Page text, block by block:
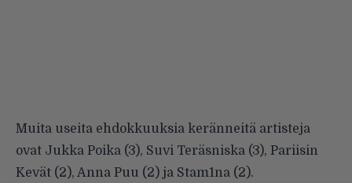
Muita useita ehdokkuuksia keränneitä artisteja
ovat Jukka Poika (3), Suvi Teräsniska (3), Pariisin
Kevät (2), Anna Puu (2) ja Stam1na (2).